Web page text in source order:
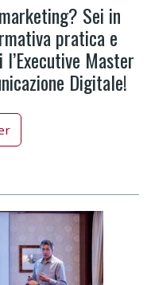
Sei in
pratica e
Master
Digitale!